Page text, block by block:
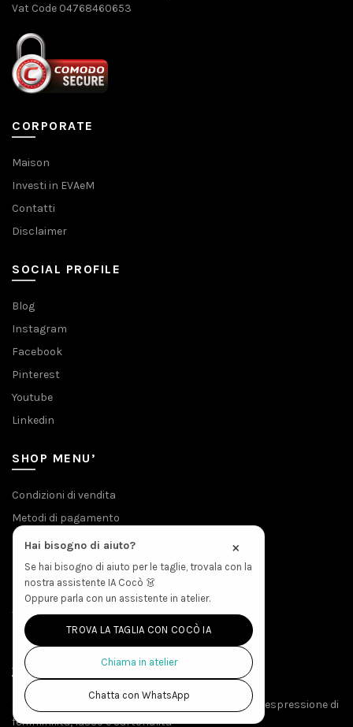
Vat Code 04768460653
CORPORATE
Maison
Investi in EVAeM
Contatti
Disclaimer
SOCIAL PROFILE
Blog
Instagram
Facebook
Pinterest
Youtube
Linkedin
SHOP MENU’
Condizioni di vendita
Metodi di pagamento
Privacy & Cookies
Spedizioni
Politica Resi
Accesso Produzione
ABOUT THE STORE
Creato da menti sapienti e mani esperte, EVAeM è espressione di
femminilità, lusso e sartorialità
×
Hai bisogno di aiuto?
Se hai bisogno di aiuto per le taglie, trovala con la
nostra assistente IA Cocò 👗
Oppure parla con un assistente in atelier.
TROVA LA TAGLIA CON COCÒ IA
Chiama in atelier
Chatta con WhatsApp